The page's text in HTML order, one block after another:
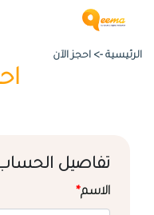
الرئيسية -> احجز الآن
تفاصيل
الاسم*